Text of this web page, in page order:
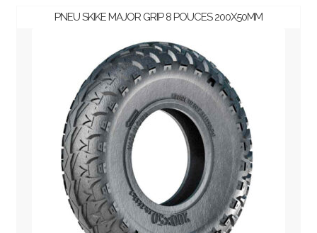
PNEU SKIKE MAJOR GRIP 8 POUCES 200X50MM